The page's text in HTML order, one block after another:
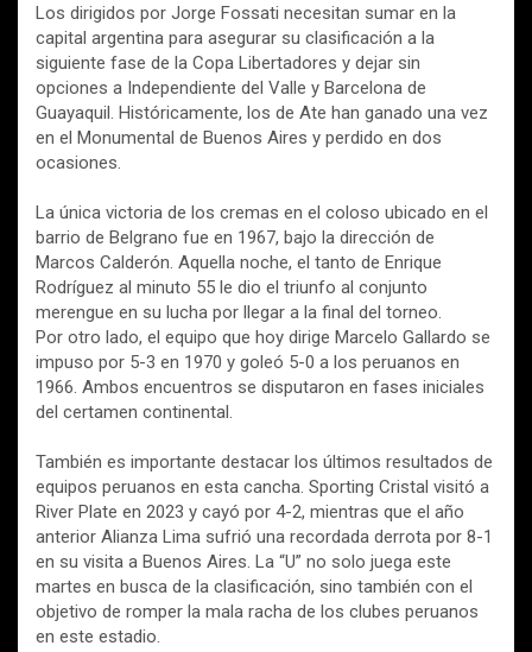
Los dirigidos por Jorge Fossati necesitan sumar en la
capital argentina para asegurar su clasificación a la
siguiente fase de la Copa Libertadores y dejar sin
opciones a Independiente del Valle y Barcelona de
Guayaquil. Históricamente, los de Ate han ganado una vez
en el Monumental de Buenos Aires y perdido en dos
ocasiones.
La única victoria de los cremas en el coloso ubicado en el
barrio de Belgrano fue en 1967, bajo la dirección de
Marcos Calderón. Aquella noche, el tanto de Enrique
Rodríguez al minuto 55 le dio el triunfo al conjunto
merengue en su lucha por llegar a la final del torneo.
Por otro lado, el equipo que hoy dirige Marcelo Gallardo se
impuso por 5-3 en 1970 y goleó 5-0 a los peruanos en
1966. Ambos encuentros se disputaron en fases iniciales
del certamen continental.
También es importante destacar los últimos resultados de
equipos peruanos en esta cancha. Sporting Cristal visitó a
River Plate en 2023 y cayó por 4-2, mientras que el año
anterior Alianza Lima sufrió una recordada derrota por 8-1
en su visita a Buenos Aires. La “U” no solo juega este
martes en busca de la clasificación, sino también con el
objetivo de romper la mala racha de los clubes peruanos
en este estadio.